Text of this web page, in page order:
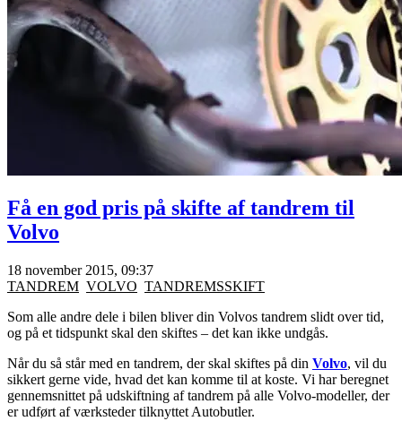
Få en god pris på skifte af tandrem til
Volvo
18 november 2015, 09:37
TANDREM VOLVO TANDREMSSKIFT
Som alle andre dele i bilen bliver din Volvos tandrem slidt over tid,
og på et tidspunkt skal den skiftes – det kan ikke undgås.
Når du så står med en tandrem, der skal skiftes på din Volvo, vil du
sikkert gerne vide, hvad det kan komme til at koste. Vi har beregnet
gennemsnittet på udskiftning af tandrem på alle Volvo-modeller, der
er udført af værksteder tilknyttet Autobutler.